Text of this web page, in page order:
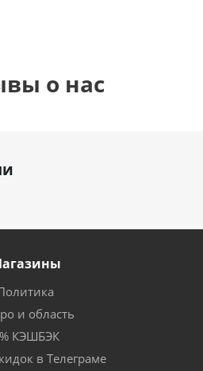
о нас
и область
КЭШБЭК
в Телеграме